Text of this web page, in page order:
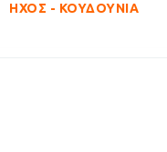
ΗΧΟΣ - ΚΟΥΔΟΥΝΙΑ